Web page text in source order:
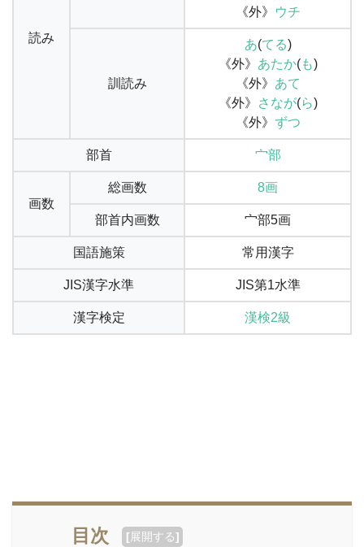
読み
《外》
ウチ
訓読み
あ(てる)
《外》 あたか(も)
《外》 あて
《外》
さなが(ら)
《外》 ずつ
部首 宀部
画数
総画数 8画
部首内画数 宀部5画
国語施策 常用漢字
JIS漢字水準 JIS第1水準
漢字検定 漢検2級
目次 [展開する]